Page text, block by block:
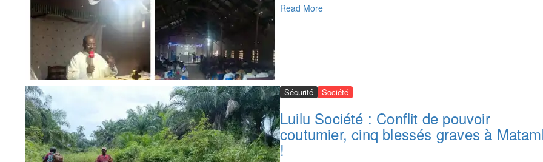
Read More
Sécurité Société
Luilu Société : Conflit de pouvoir
coutumier, cinq blessés graves à
!